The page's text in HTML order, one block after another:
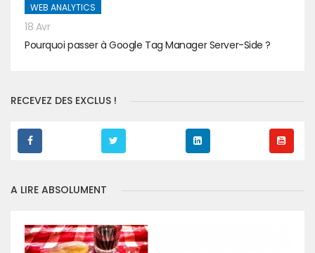
WEB ANALYTICS
18 Avr
Pourquoi passer à Google Tag Manager Server-Side ?
RECEVEZ DES EXCLUS !
A LIRE ABSOLUMENT